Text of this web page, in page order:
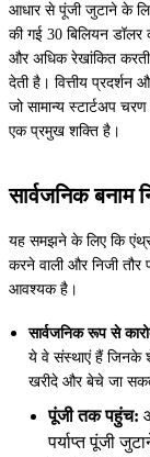
आधार से पूंजी जुटाने के
की गई 30 बिलियन
और अधिक रेखांकित
देती है। वित्तीय
जो सामान्य स्टार्टअप
एक प्रमुख शक्ति है।
सार्वजनिक
यह समझने के लिए कि
करने वाली और निजी
आवश्यक है।
सार्वजनिक रूप से
ये वे संस्थाएं हैं जिनके
खरीदे और बेचे जा
पूंजी तक पहुंच:
पर्याप्त पूंजी